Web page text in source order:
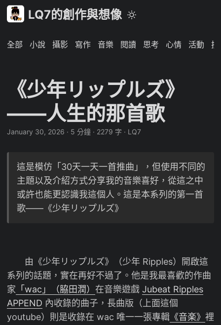
LQ7的創作與想像
全部 小說 攝影 寫作 音樂 閱讀 思考 心情 活動 技
《少年リップルズ》
——人生的那首歌
January 30, 2026 · 5 分鐘 · 2279 字 · LQ7
這是模仿「30天一天一首推曲」，但使用不同的
主題以及介紹方式分享我的音樂喜好，從這之中
或許也能更認識我這個人。這是本系列的第一首
歌——《少年リップルズ》
由《少年リップルズ》（少年 Ripples）開啟這
系列的話題，實在再好不過了。他是我最喜歡的作曲
家 「wac」（脇田潤） 在音樂遊戲 Jubeat Ripples
APPEND 內收錄的曲子，長曲版（上面這個
youtube）則是收錄在 wac 唯一一張專輯 《音楽》 裡